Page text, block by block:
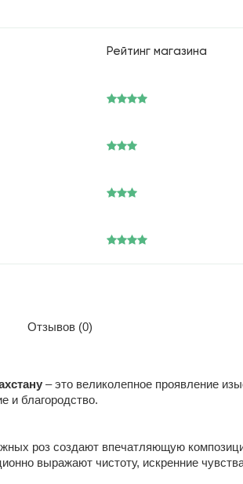
Рейтинг магазина
Отзывов (0)
– это великолепное проявление
и благородство.
роз создают впечатляющую
выражают чистоту, искренние